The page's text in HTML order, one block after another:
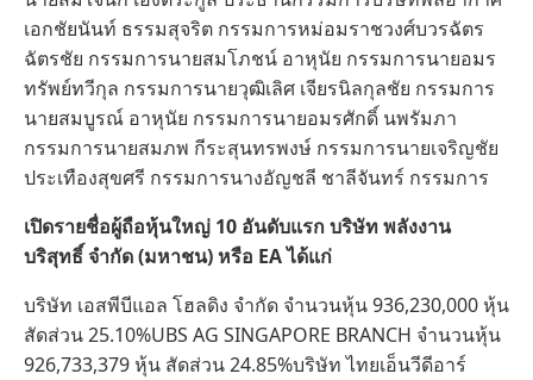
เอกชัยนันท์ ธรรมสุจริต กรรมการหม่อมราชวงศ์บวรฉัตร
ฉัตรชัย กรรมการนายสมโภชน์ อาหุนัย กรรมการนายอมร
ทรัพย์ทวีกุล กรรมการนายวุฒิเลิศ เจียรนิลกุลชัย กรรมการ
นายสมบูรณ์ อาหุนัย กรรมการนายอมรศักดิ์ นพรัมภา
กรรมการนายสมภพ กีระสุนทรพงษ์ กรรมการนายเจริญชัย
ประเทืองสุขศรี กรรมการนางอัญชลี ชาลีจันทร์ กรรมการ
เปิดรายชื่อผู้ถือหุ้นใหญ่ 10 อันดับแรก บริษัท พลังงาน
บริสุทธิ์ จำกัด (มหาชน) หรือ EA ได้แก่
บริษัท เอสพีบีแอล โฮลดิง จำกัด จำนวนหุ้น 936,230,000 หุ้น
สัดส่วน 25.10%UBS AG SINGAPORE BRANCH จำนวนหุ้น
926,733,379 หุ้น สัดส่วน 24.85%บริษัท ไทยเอ็นวีดีอาร์